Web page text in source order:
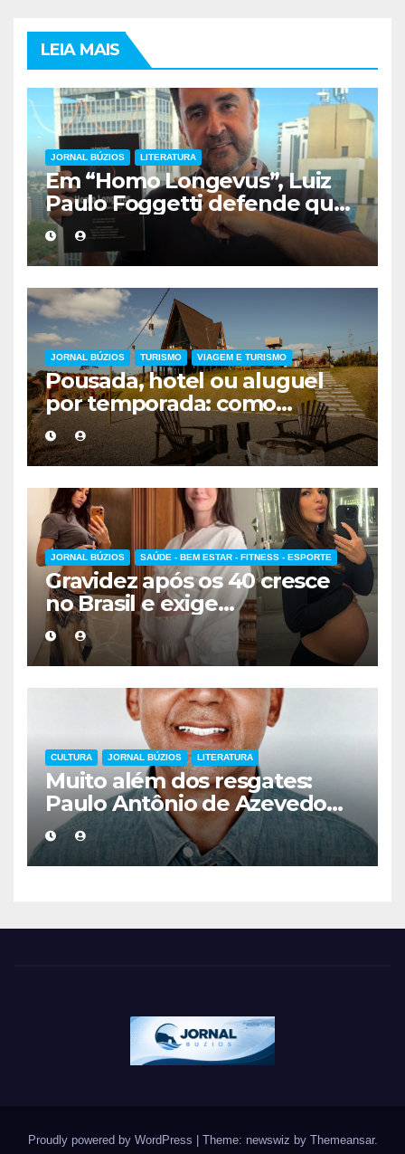
LEIA MAIS
JORNAL BÚZIOS LITERATURA
Em “Homo Longevus”, Luiz
Paulo Foggetti defende que
viver mais exigirá uma nova
forma de encarar a vida
JORNAL BÚZIOS TURISMO VIAGEM E TURISMO
Pousada, hotel ou aluguel
por temporada: como
escolher a melhor
hospedagem
JORNAL BÚZIOS SAÚDE - BEM ESTAR - FITNESS - ESPORTE
Gravidez após os 40 cresce
no Brasil e exige
acompanhamento médico
mais cuidadoso
CULTURA JORNAL BÚZIOS LITERATURA
Muito além dos resgates:
Paulo Antônio de Azevedo
eterniza a coragem, a
humanidade e a missão dos
guarda-vidas na literatura
Proudly powered by WordPress Theme: newswiz by Themeansar.